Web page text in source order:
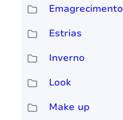
Emagrecimento
Estrias
Inverno
Look
Make up